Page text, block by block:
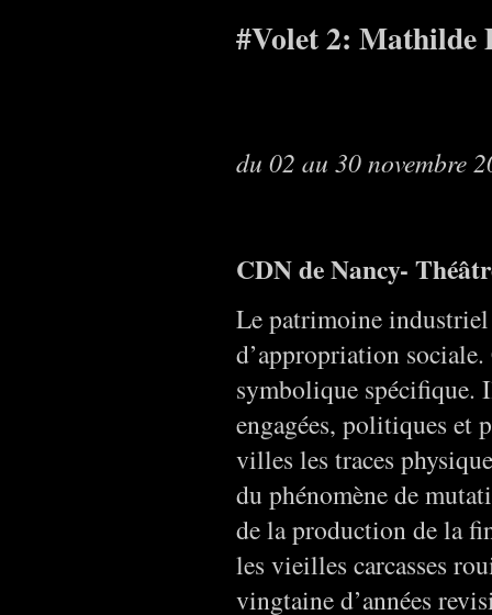
#Volet 2: Mathilde
du 02 au 30 novembre
CDN de Nancy-
Le patrimoine
d’appropriation
symbolique spécifique.
engagées, politiques et
villes les traces
du phénomène de
de la production de la
les vieilles carcasses
vingtaine d’années